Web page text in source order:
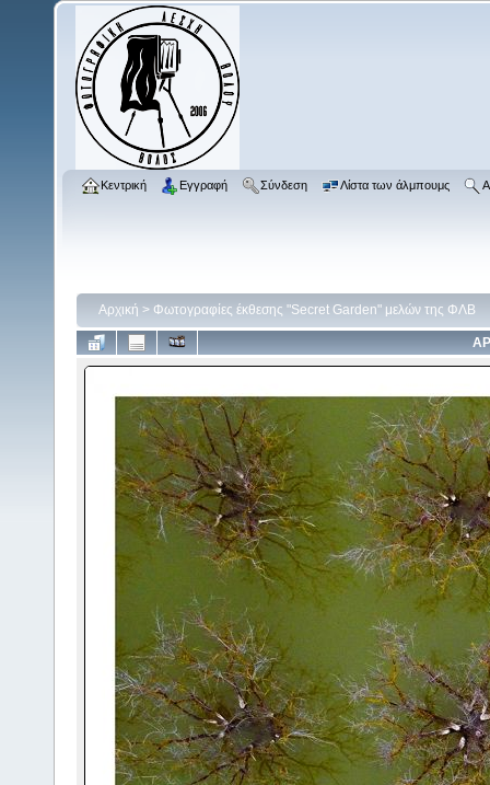
Κεντρική Εγγραφή Σύνδεση Λίστα των άλμπουμς
Αρχική > Φωτογραφίες έκθεσης "Secret Garden" μελών της ΦΛΒ